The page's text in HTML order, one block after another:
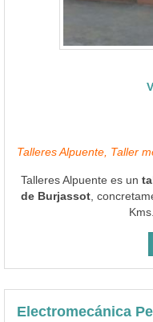
Talleres Alpuente, Taller
Talleres Alpuente es un
de Burjassot ,
Electromecánica